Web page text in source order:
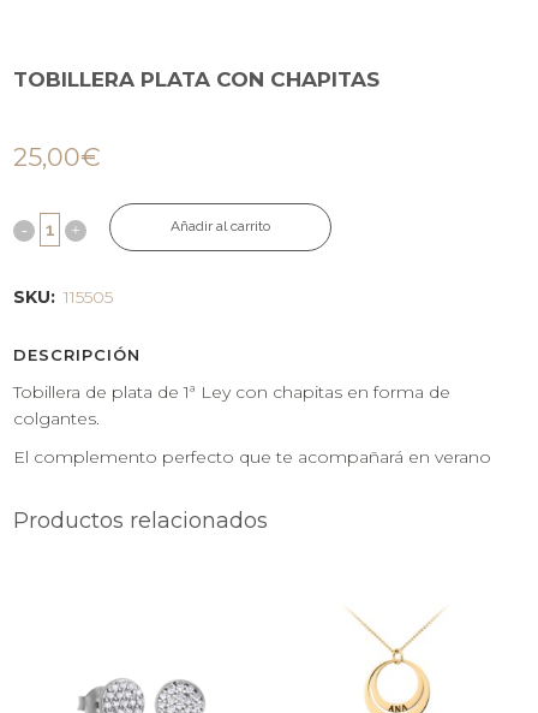
TOBILLERA PLATA CON CHAPITAS
25,00€
Añadir al carrito
SKU: 115505
DESCRIPCIÓN
Tobillera de plata de 1ª Ley con chapitas en forma de
colgantes.
El complemento perfecto que te acompañará en verano
Productos relacionados